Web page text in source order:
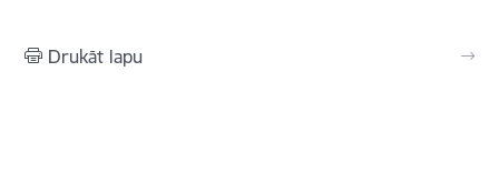
Drukāt lapu